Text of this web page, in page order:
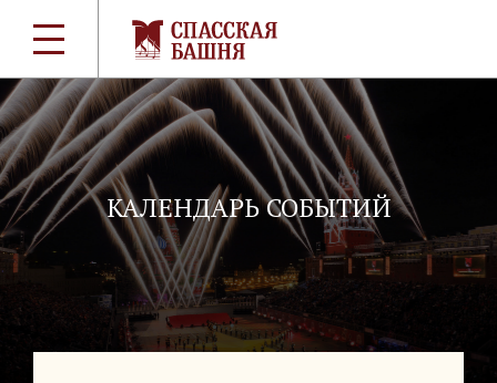
КАЛЕНДАРЬ СОБЫТИЙ